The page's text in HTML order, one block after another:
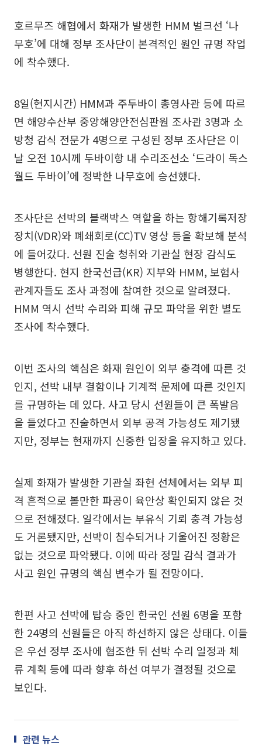
호르무즈 해협에서 화재가 발생한 HMM 벌크선 ‘나
무호’에 대해 정부 조사단이 본격적인 원인 규명 작업
에 착수했다.
8일(현지시간) HMM과 주두바이 총영사관 등에 따르
면 해양수산부 중앙해양안전심판원 조사관 3명과 소
방청 감식 전문가 4명으로 구성된 정부 조사단은 이
날 오전 10시께 두바이항 내 수리조선소 ‘드라이 독스
월드 두바이’에 정박한 나무호에 승선했다.
조사단은 선박의 블랙박스 역할을 하는 항해기록저장
장치(VDR)와 폐쇄회로(CC)TV 영상 등을 확보해 분석
에 들어갔다. 선원 진술 청취와 기관실 현장 감식도
병행한다. 현지 한국선급(KR) 지부와 HMM, 보험사
관계자들도 조사 과정에 참여한 것으로 알려졌다.
HMM 역시 선박 수리와 피해 규모 파악을 위한 별도
조사에 착수했다.
이번 조사의 핵심은 화재 원인이 외부 충격에 따른 것
인지, 선박 내부 결함이나 기계적 문제에 따른 것인지
를 규명하는 데 있다. 사고 당시 선원들이 큰 폭발음
을 들었다고 진술하면서 외부 공격 가능성도 제기됐
지만, 정부는 현재까지 신중한 입장을 유지하고 있다.
실제 화재가 발생한 기관실 좌현 선체에서는 외부 피
격 흔적으로 볼만한 파공이 육안상 확인되지 않은 것
으로 전해졌다. 일각에서는 부유식 기뢰 충격 가능성
도 거론됐지만, 선박이 침수되거나 기울어진 정황은
없는 것으로 파악됐다. 이에 따라 정밀 감식 결과가
사고 원인 규명의 핵심 변수가 될 전망이다.
한편 사고 선박에 탑승 중인 한국인 선원 6명을 포함
한 24명의 선원들은 아직 하선하지 않은 상태다. 이들
은 우선 정부 조사에 협조한 뒤 선박 수리 일정과 체
류 계획 등에 따라 향후 하선 여부가 결정될 것으로
보인다.
관련 뉴스